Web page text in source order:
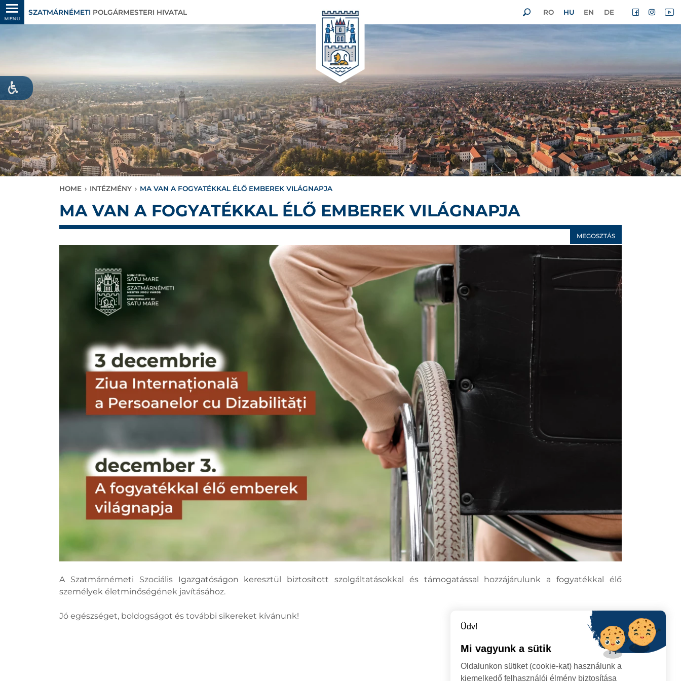
MENU
SZATMÁRNÉMETI POLGÁRMESTERI HIVATAL RO HU EN DE
HOME › INTÉZMÉNY › MA VAN A FOGYATÉKKAL ÉLŐ EMBEREK VILÁGNAPJA
MA VAN A FOGYATÉKKAL ÉLŐ EMBEREK VILÁGNAPJA
MEGOSZTÁS
A Szatmárnémeti Szociális Igazgatóságon keresztül biztosított szolgáltatásokkal és támogatással hozzájárulunk a fogyatékkal élő
személyek életminőségének javításához.
Jó egészséget, boldogságot és további sikereket kívánunk!
Üdv!
Mi vagyunk a sütik
Oldalunkon sütiket (cookie-kat) használunk a
kiemelkedő felhasználói élmény biztosítása